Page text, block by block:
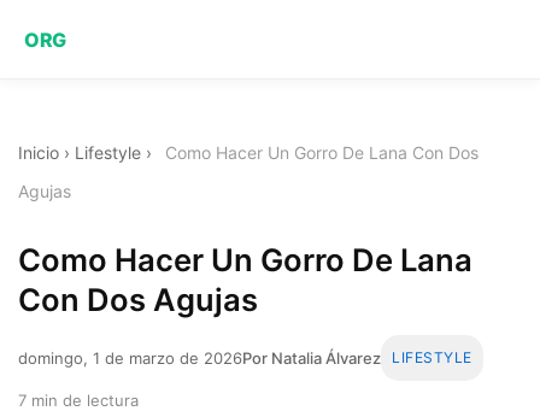
ORG
Inicio › Lifestyle ›
Como Hacer Un Gorro De Lana Con Dos
Agujas
Como Hacer Un Gorro De Lana
Con Dos Agujas
domingo, 1 de marzo de 2026Por Natalia Álvarez LIFESTYLE
7 min de lectura